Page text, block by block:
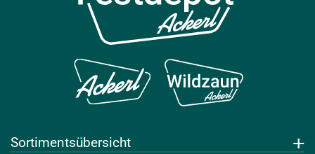
Sortimentsübersicht